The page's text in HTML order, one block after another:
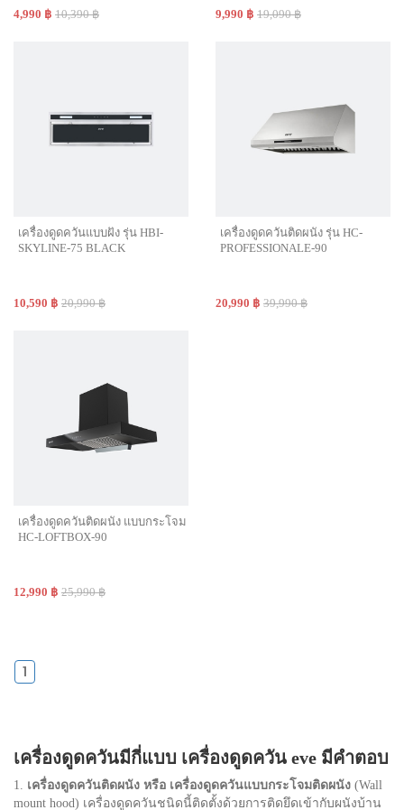
4,990 ฿ 10,390 ฿ 9,990 ฿ 19,090 ฿
เครื่องดูดควันแบบฝัง รุ่น HBI-
SKYLINE-75 BLACK
10,590 ฿ 20,990 ฿
เครื่องดูดควันติดผนัง รุ่น HC-
PROFESSIONALE-90
20,990 ฿ 39,990 ฿
เครื่องดูดควันติดผนัง แบบกระโจม
HC-LOFTBOX-90
12,990 ฿ 25,990 ฿
1
เครื่องดูดควันมีกี่แบบ เครื่องดูดควัน eve มีคำตอบ
1. เครื่องดูดควันติดผนัง หรือ เครื่องดูดควันแบบกระโจมติดผนัง (Wall
mount hood) เครื่องดูดควันชนิดนี้ติดตั้งด้วยการติดยึดเข้ากับผนังบ้าน